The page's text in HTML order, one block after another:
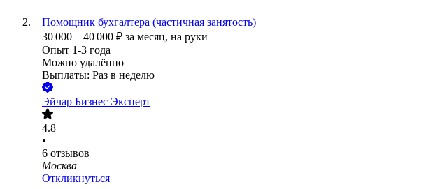
Помощник бухгалтера (частичная занятость)
30 000 – 40 000 ₽ за месяц, на руки
Опыт 1-3 года
Можно удалённо
Выплаты: Раз в неделю
Эйчар Бизнес Эксперт
4.8
•
6 отзывов
Москва
Откликнуться